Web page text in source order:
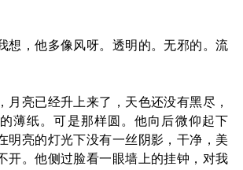
，他多像风呀。透明的。无邪的。流
亮已经升上来了，天色还没有黑尽，
薄纸。可是那样圆。他向后微仰起下
明亮的灯光下没有一丝阴影，干净，美
开。他侧过脸看一眼墙上的挂钟，对我